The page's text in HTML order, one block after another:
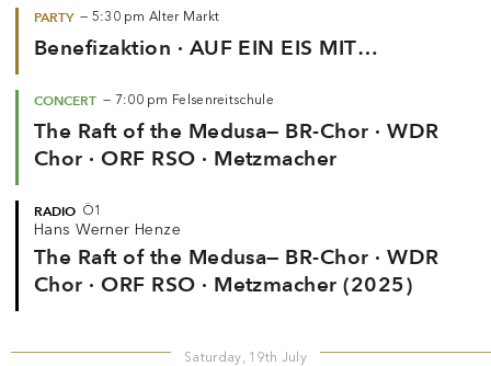
PARTY — 5:30 pm Alter Markt
Benefizaktion · AUF EIN EIS MIT
CONCERT — 7:00 pm Felsenreitschule
The Raft of the Medusa— BR-Chor · WDR
Chor · ORF RSO · Metzmacher
RADIO Ö1
Hans Werner Henze
The Raft of the Medusa— BR-Chor · WDR
Chor · ORF RSO · Metzmacher (2025)
Saturday, 19th July